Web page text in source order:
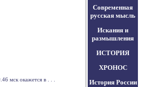
мск окажется в . . .
Современная
русская мысль
Искания и
размышления
ИСТОРИЯ
ХРОНОС
История России